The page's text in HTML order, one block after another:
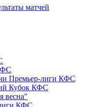
матчей
Премьер-лиги КФС
Кубок КФС
весна"
КФС